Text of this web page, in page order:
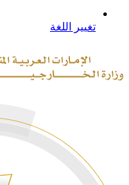
تغيير اللغة